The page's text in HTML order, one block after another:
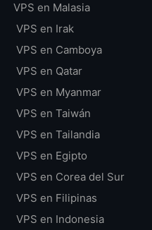
VPS en Malasia
VPS en Irak
VPS en Camboya
VPS en Qatar
VPS en Myanmar
VPS en Taiwán
VPS en Tailandia
VPS en Egipto
VPS en Corea del Sur
VPS en Filipinas
VPS en Indonesia